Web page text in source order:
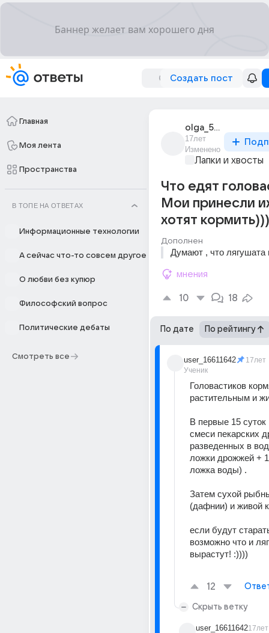
Создать пост
Главная
Моя лента
Пространства
В ТОПЕ НА ОТВЕТАХ
Информационные технологии
А сейчас что-то совсем другое
О любви без купюр
Философский вопрос
Политические дебаты
Смотреть все
olga_5797
17лет
Изменено
Лапки и хвосты
Что едят
Мои принесли
хотят
Дополнен
Думают , что лягушата
мнения
10 18
По дате По рейтингу
user_16611642
Ученик
17лет
Головастиков
В первые 15 суток
смеси пекарских
разведенных в
ложки дрожжей +
ложка воды) .
Затем сухой
(дафнии) и живой
если будут
возможно что и
вырастут! :))))
12
Скрыть ветку
user_1661164217лет